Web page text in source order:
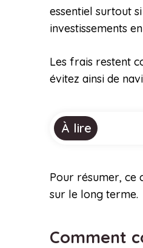
essentiel surtout
investissements
Les frais restent
évitez ainsi de
À lire
Pour résumer, ce
sur le long terme.
Comment